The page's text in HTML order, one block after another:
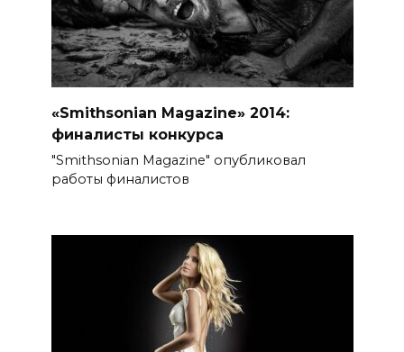
«Smithsonian Magazine» 2014:
финалисты конкурса
"Smithsonian Magazine" опубликовал
работы финалистов